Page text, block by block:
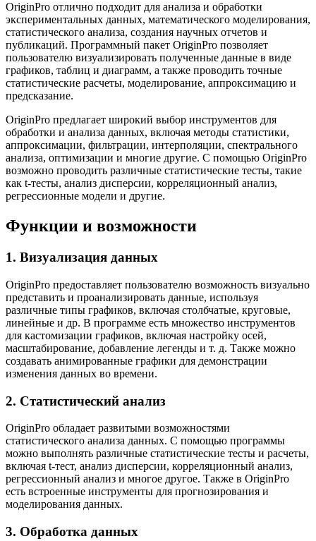
OriginPro отлично подходит для анализа и обработки
экспериментальных данных, математического моделирования,
статистического анализа, создания научных отчетов и
публикаций. Программный пакет OriginPro позволяет
пользователю визуализировать полученные данные в виде
графиков, таблиц и диаграмм, а также проводить точные
статистические расчеты, моделирование, аппроксимацию и
предсказание.
OriginPro предлагает широкий выбор инструментов для
обработки и анализа данных, включая методы статистики,
аппроксимации, фильтрации, интерполяции, спектрального
анализа, оптимизации и многие другие. С помощью OriginPro
возможно проводить различные статистические тесты, такие
как t-тесты, анализ дисперсии, корреляционный анализ,
регрессионные модели и другие.
Функции и возможности
1. Визуализация данных
OriginPro предоставляет пользователю возможность визуально
представить и проанализировать данные, используя
различные типы графиков, включая столбчатые, круговые,
линейные и др. В программе есть множество инструментов
для кастомизации графиков, включая настройку осей,
масштабирование, добавление легенды и т. д. Также можно
создавать анимированные графики для демонстрации
изменения данных во времени.
2. Статистический анализ
OriginPro обладает развитыми возможностями
статистического анализа данных. С помощью программы
можно выполнять различные статистические тесты и расчеты,
включая t-тест, анализ дисперсии, корреляционный анализ,
регрессионный анализ и многое другое. Также в OriginPro
есть встроенные инструменты для прогнозирования и
моделирования данных.
3. Обработка данных